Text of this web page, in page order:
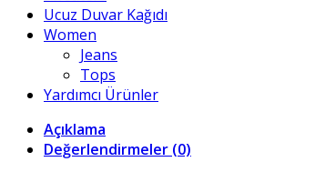
Ucuz Duvar Kağıdı
Women
Jeans
Tops
Yardımcı Ürünler
Açıklama
Değerlendirmeler (0)